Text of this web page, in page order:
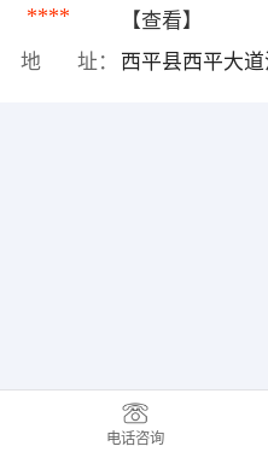
****
【查看】
地 址：
西平县西平大
电话咨询